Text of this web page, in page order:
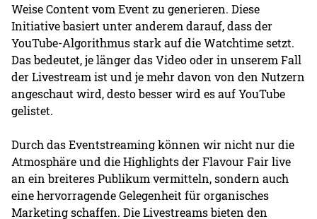
Weise Content vom Event zu generieren. Diese
Initiative basiert unter anderem darauf, dass der
YouTube-Algorithmus stark auf die Watchtime setzt.
Das bedeutet, je länger das Video oder in unserem Fall
der Livestream ist und je mehr davon von den Nutzern
angeschaut wird, desto besser wird es auf YouTube
gelistet.
Durch das Eventstreaming können wir nicht nur die
Atmosphäre und die Highlights der Flavour Fair live
an ein breiteres Publikum vermitteln, sondern auch
eine hervorragende Gelegenheit für organisches
Marketing schaffen. Die Livestreams bieten den